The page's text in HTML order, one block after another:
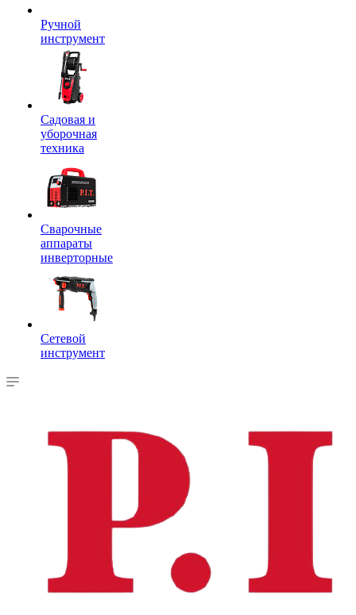
Ручной
инструмент
Садовая и
уборочная
техника
Сварочные
аппараты
инверторные
Сетевой
инструмент